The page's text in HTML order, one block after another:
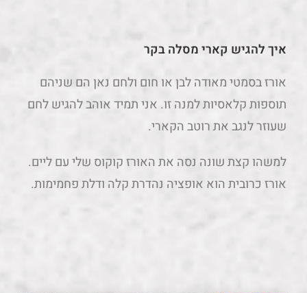
איך להגיש קארי מסלה בקר
אורז בסמטי מאודה לבן או חום ולחם נאן הם שניהם
תוספות קלאסיות למנה זו. אני תמיד אוהב להגיש לחם
שעוזר לנגב את רוטב הקארי.
למשהו קצת שונה נסה את האורז קוקוס שלי עם ליים.
אורז כרובית הוא אופציה נהדרת קלה ודלת פחמימות.